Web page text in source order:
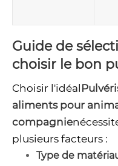
Guide de
choisir le bon
Choisir l'idéal
aliments pour
compagnie
plusieurs facteurs :
Type de